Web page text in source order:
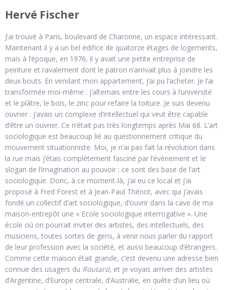
Hervé Fischer
J’ai trouvé à Paris, boulevard de Charonne, un espace intéressant.
Maintenant il y a un bel édifice de quatorze étages de logements,
mais à l’époque, en 1976, il y avait une petite entreprise de
peinture et ravalement dont le patron n’arrivait plus à joindre les
deux bouts. En vendant mon appartement, j’ai pu l’acheter. Je l’ai
transformée moi-même : j’alternais entre les cours à l’université
et le plâtre, le bois, le zinc pour refaire la toiture. Je suis devenu
ouvrier : j’avais un complexe d’intellectuel qui veut être capable
d’être un ouvrier. Ce n’était pas très longtemps après Mai 68. L’art
sociologique est beaucoup lié au questionnement critique du
mouvement situationniste. Moi, je n’ai pas fait la révolution dans
la rue mais j’étais complètement fasciné par l’évènement et le
slogan de l’imagination au pouvoir : ce sont des base de l’art
sociologique. Donc, à ce moment-là, j’ai eu ce local et j’ai
proposé à Fred Forest et à Jean-Paul Thénot, avec qui j’avais
fondé un collectif d’art sociologique, d’ouvrir dans la cave de ma
maison-entrepôt une « Ecole sociologique interrogative ». Une
école où on pourrait inviter des artistes, des intellectuels, des
musiciens, toutes sortes de gens, à venir nous parler du rapport
de leur profession avec la société, et aussi beaucoup d’étrangers.
Comme cette maison était grande, c’est devenu une adresse bien
connue des usagers du Routard, et je voyais arriver des artistes
d’Argentine, d’Europe centrale, d’Australie, en quête d’un lieu où